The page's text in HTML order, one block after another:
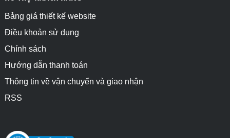
Bảng giá thiết kế website
Điều khoản sử dụng
Chính sách
Hướng dẫn thanh toán
Thông tin về vận chuyển và giao nhận
RSS